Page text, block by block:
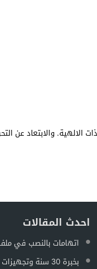
الالهية. والابتعاد عن
احدث المقالات
اتهامات بالنصب في
بخبرة 30 سنة وتجهيزات بمعايير عالمية...